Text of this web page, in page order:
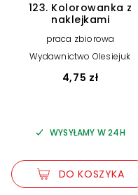
123. Kolorowanka z
naklejkami
praca zbiorowa
Wydawnictwo Olesiejuk
4,75 zł
WYSYŁAMY W 24H
DO KOSZYKA